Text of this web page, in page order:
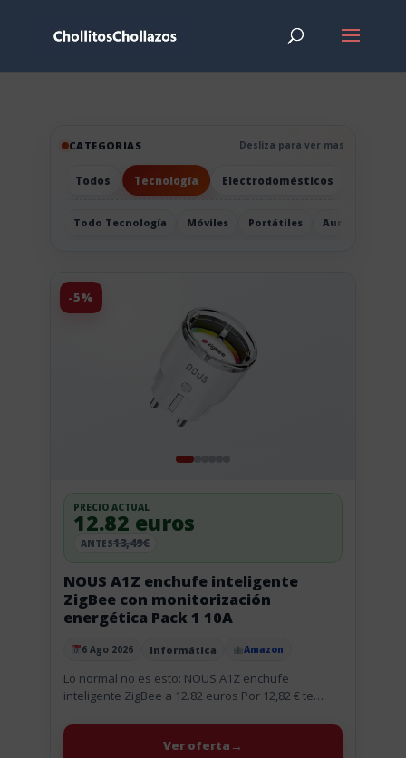
CATEGORIAS Desliza para ver mas
Todos Tecnología Electrodomésticos
Todo Tecnología Móviles Portátiles Auriculares
-5%
Publicado el
6 Ago 2026 Informática Amazon
NOUS A1Z enchufe inteligente
ZigBee con monitorización
energética Pack 1 10A
PRECIO ACTUAL
12.82 euros
ANTES13,49€
Lo normal no es esto: NOUS A1Z enchufe
inteligente ZigBee a 12.82 euros Por 12,82 € te
con...
Ver oferta